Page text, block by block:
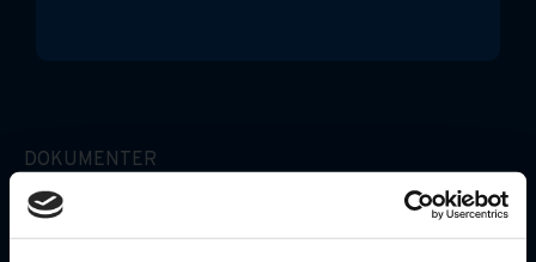
DOKUMENTER
Erhvervslejekontrakt (Simpel)